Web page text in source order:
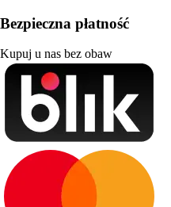
Bezpieczna płatność
Kupuj u nas bez obaw